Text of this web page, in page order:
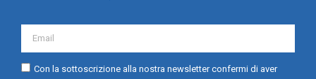
Con la sottoscrizione alla nostra newsletter confermi di aver